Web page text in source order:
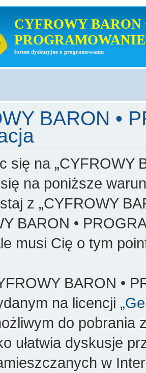
CYFROWY BARON
PROGRAMOWANIE
forum dyskusyjne o programowaniu
BARON •
się na „CYFROWY
na poniższe
z „CYFROWY
BARON •
musi Cię o tym
BARON •
na licencji „
do pobrania
ułatwia dyskusje
w